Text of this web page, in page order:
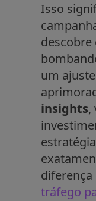
Isso
descobre
um
insights,
tráfego